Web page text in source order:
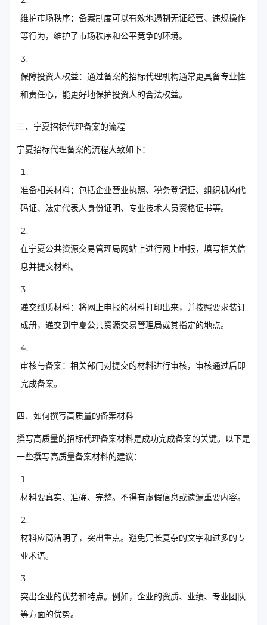
维护市场秩序：备案制度可以有效地遏制无证经营、违规操作
等行为，维护了市场秩序和公平竞争的环境。
保障投资人权益：通过备案的招标代理机构通常更具备专业性
和责任心，能更好地保护投资人的合法权益。
三、宁夏招标代理备案的流程
宁夏招标代理备案的流程大致如下：
准备相关材料：包括企业营业执照、税务登记证、组织机构代
码证、法定代表人身份证明、专业技术人员资格证书等。
在宁夏公共资源交易管理局网站上进行网上申报，填写相关信
息并提交材料。
递交纸质材料：将网上申报的材料打印出来，并按照要求装订
成册，递交到宁夏公共资源交易管理局或其指定的地点。
审核与备案：相关部门对提交的材料进行审核，审核通过后即
完成备案。
四、如何撰写高质量的备案材料
撰写高质量的招标代理备案材料是成功完成备案的关键。以下是
一些撰写高质量备案材料的建议：
材料要真实、准确、完整。不得有虚假信息或遗漏重要内容。
材料应简洁明了，突出重点。避免冗长复杂的文字和过多的专
业术语。
突出企业的优势和特点。例如，企业的资质、业绩、专业团队
等方面的优势。